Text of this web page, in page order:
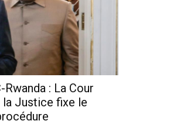
: La Cour
la Justice fixe le